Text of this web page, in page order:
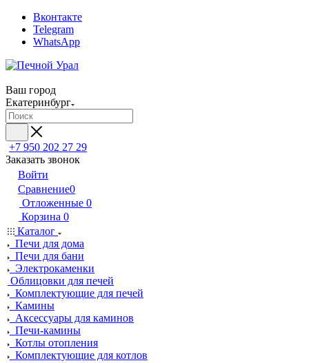
Вконтакте
Telegram
WhatsApp
Ваш город
Екатеринбург
+7 950 202 27 29
Заказать звонок
Войти
Сравнение0
Отложенные 0
Корзина 0
Каталог
Печи для дома
Печи для бани
Электрокаменки
Облицовки для печей
Комплектующие для печей
Камины
Аксессуары для каминов
Печи-камины
Котлы отопления
Комплектующие для котлов